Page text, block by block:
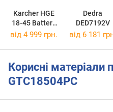
Karcher HGE
18-45 Battery
1.444-230.0
Dedra
DED7192V
від 4 999 грн. від 6 181
Корисні матеріали
GTC18504PC